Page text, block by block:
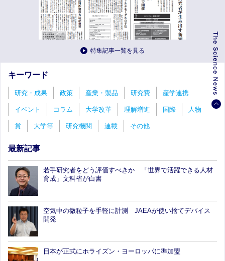
特集記事一覧を見る
キーワード
研究・成果 政策 産業・製品 研究費 産学連携
イベント コラム 大学改革 理解増進 国際 人物
賞 大学等 研究機関 連載 その他
最新記事
若手研究者をどう評価すべきか 「世界で活躍できる人材
育成」文科省が白書
空気中の微粒子を手軽に計測 JAEAが使い捨てデバイス
開発
日本が正式にホライズン・ヨーロッパに準加盟